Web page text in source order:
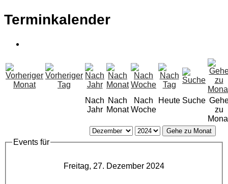
Terminkalender
Nach
Jahr
Nach
Monat
Nach
Woche
Heute Suche
zu
Gehe zu Monat
Events für
Freitag, 27. Dezember 2024